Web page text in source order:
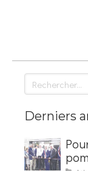
Rechercher
Derniers